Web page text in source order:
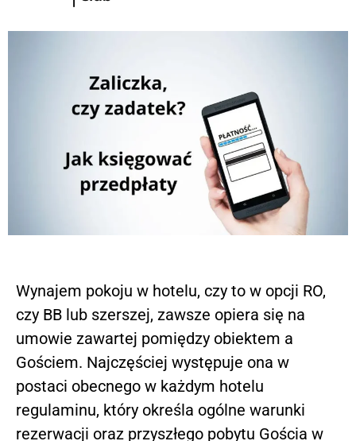
Wynajem pokoju w hotelu, czy to w opcji RO,
czy BB lub szerszej, zawsze opiera się na
umowie zawartej pomiędzy obiektem a
Gościem. Najczęściej występuje ona w
postaci obecnego w każdym hotelu
regulaminu, który określa ogólne warunki
rezerwacji oraz przyszłego pobytu Gościa w